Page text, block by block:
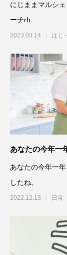
にじままマルシ
ーチrh
2023.03.14 はじ
あなたの今年一
あなたの今年一
したね。
2022.12.13 日常